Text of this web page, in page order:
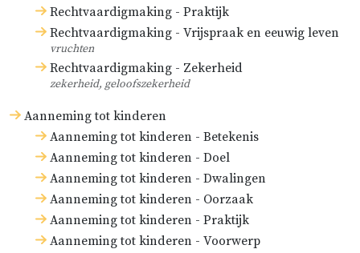
Rechtvaardigmaking - Praktijk
Rechtvaardigmaking - Vrijspraak en eeuwig leven
vruchten
Rechtvaardigmaking - Zekerheid
zekerheid, geloofszekerheid
Aanneming tot kinderen
Aanneming tot kinderen - Betekenis
Aanneming tot kinderen - Doel
Aanneming tot kinderen - Dwalingen
Aanneming tot kinderen - Oorzaak
Aanneming tot kinderen - Praktijk
Aanneming tot kinderen - Voorwerp